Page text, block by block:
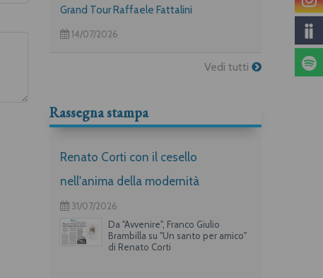
Grand Tour Raffaele Fattalini
14/07/2026
Vedi tutti
Rassegna stampa
Renato Corti con il cesello
nell'anima della modernità
31/07/2026
Da "Avvenire", Franco Giulio
Brambilla su "Un santo per amico"
di Renato Corti